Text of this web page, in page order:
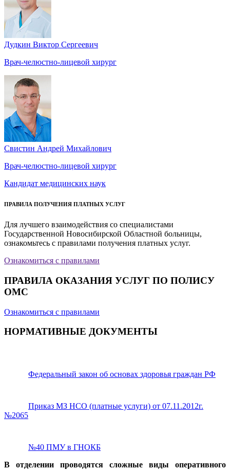
Дудкин Виктор Сергеевич
Врач-челюстно-лицевой хирург
Свистин Андрей Михайлович
Врач-челюстно-лицевой хирург
Кандидат медицинских наук
ПРАВИЛА ПОЛУЧЕНИЯ ПЛАТНЫХ УСЛУГ
Для лучшего взаимодействия со специалистами
Государственной Новосибирской Областной больницы,
ознакомьтесь с правилами получения платных услуг.
Ознакомиться с правилами
ПРАВИЛА ОКАЗАНИЯ УСЛУГ ПО ПОЛИСУ
ОМС
Ознакомиться с правилами
НОРМАТИВНЫЕ ДОКУМЕНТЫ
Федеральный закон об основах здоровья граждан РФ
Приказ МЗ НСО (платные услуги) от 07.11.2012г.
№2065
№40 ПМУ в ГНОКБ
В отделении проводятся сложные виды оперативного